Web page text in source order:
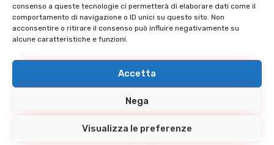
consenso a queste tecnologie ci permetterà di elaborare dati come il
comportamento di navigazione o ID unici su questo sito. Non
acconsentire o ritirare il consenso può influire negativamente su
alcune caratteristiche e funzioni.
Accetta
Nega
Visualizza le preferenze
Cookie Policy (UE)
Catalogo Prodotti
Raccorderia Gas Filettata
Raccorderia Gas a saldare